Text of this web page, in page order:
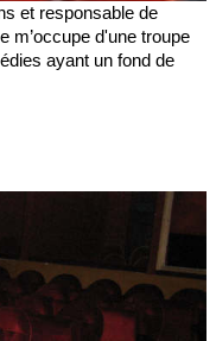
et responsable de
m’occupe d'une troupe
ayant un fond de